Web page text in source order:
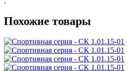
Похожие товары